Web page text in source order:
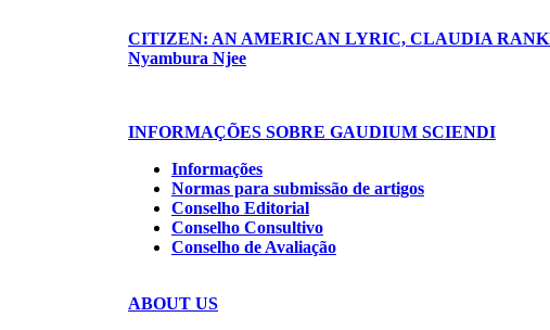
CITIZEN: AN AMERICAN LYRIC, CLAUDIA
Nyambura Njee
INFORMAÇÕES SOBRE GAUDIUM SCIENDI
Informações
Normas para submissão de artigos
Conselho Editorial
Conselho Consultivo
Conselho de Avaliação
ABOUT US